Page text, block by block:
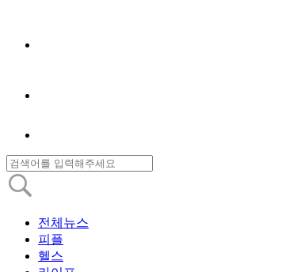
전체뉴스
피플
헬스